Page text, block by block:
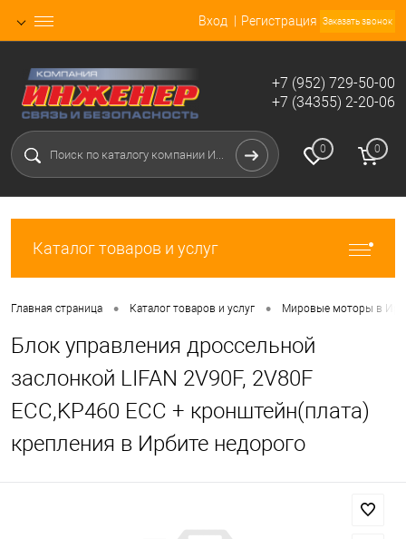
Вход Регистрация Заказать звонок
+7 (952) 729-50-00
+7 (34355) 2-20-06
0 0
Каталог товаров и услуг
Главная страница • Каталог товаров и услуг • Мировые моторы в
Блок управления дроссельной
заслонкой LIFAN 2V90F, 2V80F
ECC,KP460 ECC + кронштейн(плата)
крепления в Ирбите недорого